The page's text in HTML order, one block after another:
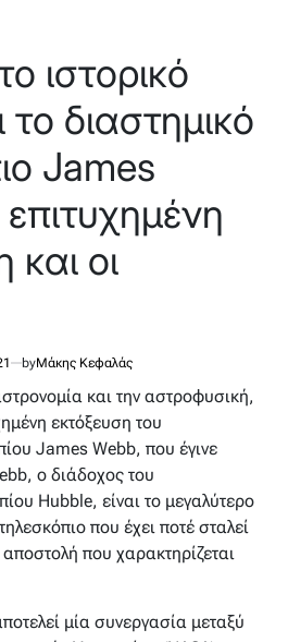
ιστορικό
το διαστημικό
James
και οι
byΜάκης Κεφαλάς
και την αστροφυσική,
εκτόξευση του
James Webb, που έγινε
ο διάδοχος του
Hubble, είναι το μεγαλύτερο
που έχει ποτέ σταλεί
που χαρακτηρίζεται
μία συνεργασία μεταξύ